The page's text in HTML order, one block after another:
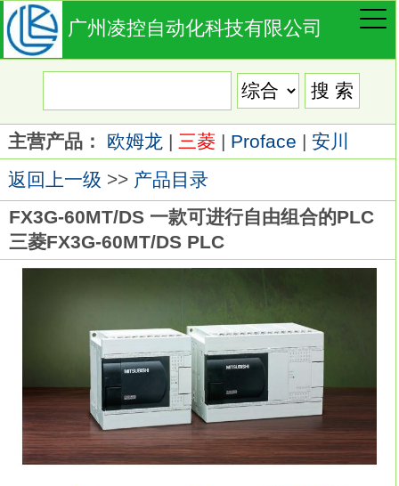
广州凌控自动化科技有限公司
主营产品： 欧姆龙 | 三菱 | Proface | 安川
返回上一级 >> 产品目录
FX3G-60MT/DS 一款可进行自由组合的PLC
三菱FX3G-60MT/DS PLC